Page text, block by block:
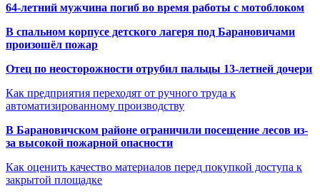
64-летний мужчина погиб во время работы с мотоблоком
В спальном корпусе детского лагеря под Барановичами
произошёл пожар
Отец по неосторожности отрубил пальцы 13-летней дочери
Как предприятия переходят от ручного труда к
автоматизированному производству
В Барановичском районе ограничили посещение лесов из-
за высокой пожарной опасности
Как оценить качество материалов перед покупкой доступа к
закрытой площадке